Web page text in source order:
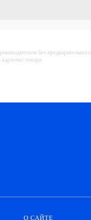
без предварительного
товара.
О САЙТЕ